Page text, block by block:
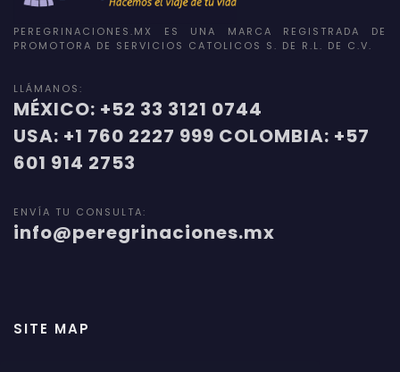
PEREGRINACIONES.MX ES UNA MARCA REGISTRADA DE
PROMOTORA DE SERVICIOS CATOLICOS S. DE R.L. DE C.V.
LLÁMANOS:
MÉXICO: +52 33 3121 0744
USA: +1 760 2227 999 COLOMBIA: +57
601 914 2753
ENVÍA TU CONSULTA:
info@peregrinaciones.mx
SITE MAP